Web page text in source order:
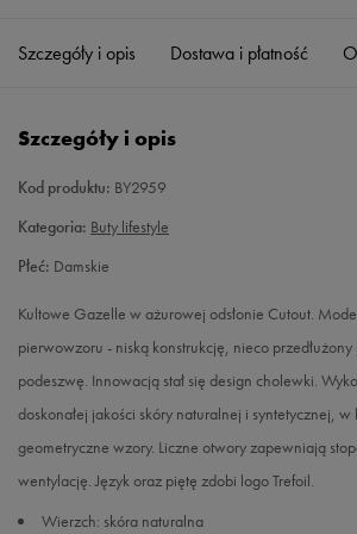
36 2/3
38 2/3 24 cm
40 25 cm
40 2/3 25,5 cm
42 26,5 cm
Szczegóły i opis Dostawa i płatność
Szczegóły i opis
Kod produktu: BY2959
Kategoria: Buty lifestyle
Płeć: Damskie
Kultowe Gazelle w ażurowej odsłonie Cutout.
pierwowzoru - niską konstrukcję, nieco
podeszwę. Innowacją stał się design cholewki.
doskonałej jakości skóry naturalnej i syntetycznej,
geometryczne wzory. Liczne otwory zapewniają
wentylację. Język oraz piętę zdobi logo Trefoil.
Wierzch: skóra naturalna